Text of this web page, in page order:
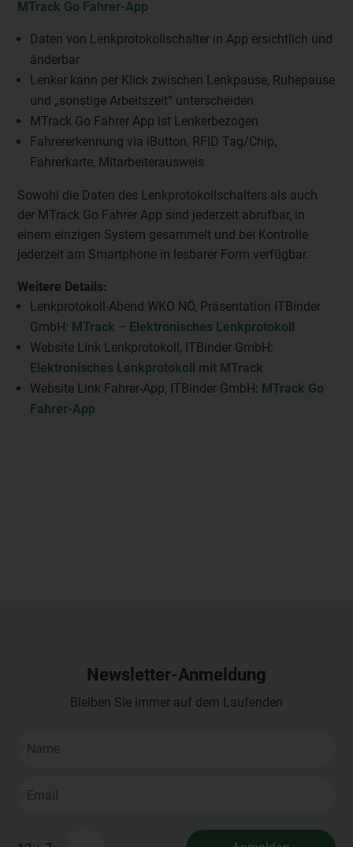
MTrack Go Fahrer-App
Daten von Lenkprotokollschalter in App ersichtlich und
änderbar
Lenker kann per Klick zwischen Lenkpause, Ruhepause
und „sonstige Arbeitszeit“ unterscheiden
MTrack Go Fahrer App ist Lenkerbezogen
Fahrererkennung via iButton, RFID Tag/Chip,
Fahrerkarte, Mitarbeiterausweis
Sowohl die Daten des Lenkprotokollschalters als auch
der MTrack Go Fahrer App sind jederzeit abrufbar, in
einem einzigen System gesammelt und bei Kontrolle
jederzeit am Smartphone in lesbarer Form verfügbar.
Weitere Details:
Lenkprotokoll-Abend WKO NÖ, Präsentation ITBinder
GmbH: MTrack – Elektronisches Lenkprotokoll
Website Link Lenkprotokoll, ITBinder GmbH:
Elektronisches Lenkprotokoll mit MTrack
Website Link Fahrer-App, ITBinder GmbH: MTrack Go
Fahrer-App
Newsletter-Anmeldung
Bleiben Sie immer auf dem Laufenden